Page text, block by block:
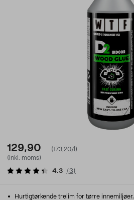
129,90
(173,20/l)
(inkl. moms)
4.3 (3)
Hurtigtørkende trelim for tørre innemiljøer.